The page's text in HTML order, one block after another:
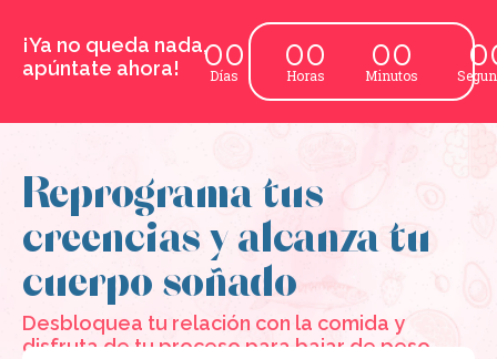
¡Ya no queda nada,
apúntate ahora!
00
Días
00
Horas
00
Minutos
Reprograma tus
creencias y alcanza tu
cuerpo soñado
Desbloquea tu relación con la comida y
disfruta de tu proceso para bajar de peso.